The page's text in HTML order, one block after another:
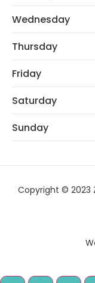
Wednesday
Thursday
Friday
Saturday
Sunday
Copyright © 2023